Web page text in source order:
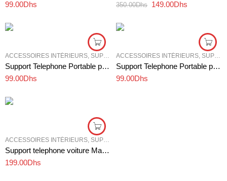
99.00Dhs 350.00Dhs 149.00Dhs
ACCESSOIRES INTÉRIEURS SUPPORT TÉLÉPHONE VOITURE
Support Telephone Portable pour Pare-brise de Voiture
99.00Dhs
ACCESSOIRES INTÉRIEURS SUPPORT TÉLÉPHONE VOITURE
Support Telephone Portable pour Pare-brise de Voiture
99.00Dhs
ACCESSOIRES INTÉRIEURS SUPPORT TÉLÉPHONE VOITURE
Support telephone voiture Magnétique 360° Universel Pour Voiture
199.00Dhs